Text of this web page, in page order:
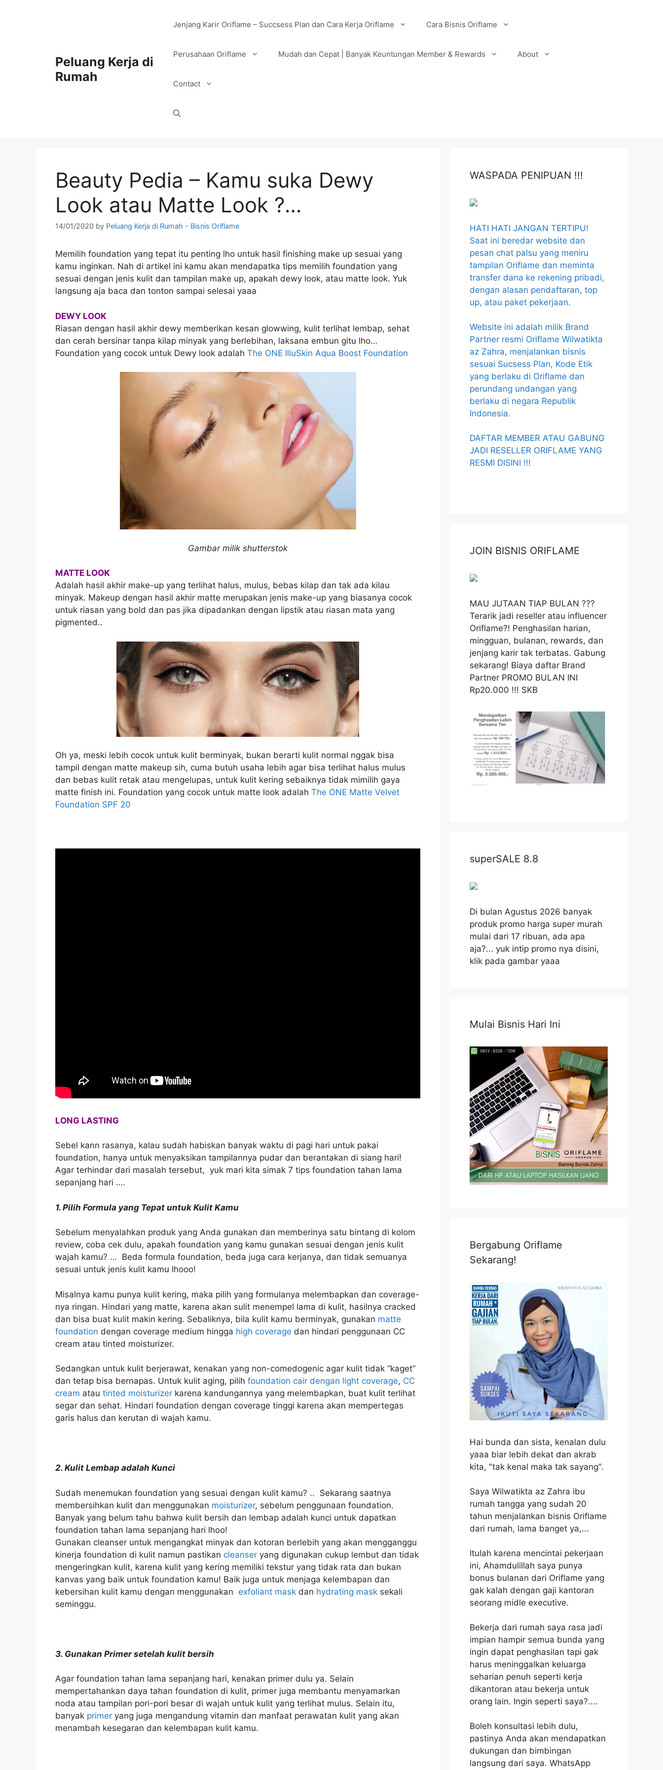
Peluang Kerja di
Rumah
Jenjang Karir Oriflame – Succsess Plan dan Cara Kerja Oriflame Cara Bisnis Oriflame
Perusahaan Oriflame Mudah dan Cepat | Banyak Keuntungan Member & Rewards About
Contact
Beauty Pedia – Kamu suka Dewy
Look atau Matte Look ?…
14/01/2020 by Peluang Kerja di Rumah - Bisnis Oriflame
Memilih foundation yang tepat itu penting lho untuk hasil finishing make up sesuai yang
kamu inginkan. Nah di artikel ini kamu akan mendapatka tips memilih foundation yang
sesuai dengan jenis kulit dan tampilan make up, apakah dewy look, atau matte look. Yuk
langsung aja baca dan tonton sampai selesai yaaa
DEWY LOOK
Riasan dengan hasil akhir dewy memberikan kesan glowwing, kulit terlihat lembap, sehat
dan cerah bersinar tanpa kilap minyak yang berlebihan, laksana embun gitu lho…
Foundation yang cocok untuk Dewy look adalah The ONE IlluSkin Aqua Boost Foundation
Gambar milik shutterstok
MATTE LOOK
Adalah hasil akhir make-up yang terlihat halus, mulus, bebas kilap dan tak ada kilau
minyak. Makeup dengan hasil akhir matte merupakan jenis make-up yang biasanya cocok
untuk riasan yang bold dan pas jika dipadankan dengan lipstik atau riasan mata yang
pigmented..
Oh ya, meski lebih cocok untuk kulit berminyak, bukan berarti kulit normal nggak bisa
tampil dengan matte makeup sih, cuma butuh usaha lebih agar bisa terlihat halus mulus
dan bebas kulit retak atau mengelupas, untuk kulit kering sebaiknya tidak mimilih gaya
matte finish ini. Foundation yang cocok untuk matte look adalah The ONE Matte Velvet
Foundation SPF 20
LONG LASTING
Sebel kann rasanya, kalau sudah habiskan banyak waktu di pagi hari untuk pakai
foundation, hanya untuk menyaksikan tampilannya pudar dan berantakan di siang hari!
Agar terhindar dari masalah tersebut, yuk mari kita simak 7 tips foundation tahan lama
sepanjang hari ….
1. Pilih Formula yang Tepat untuk Kulit Kamu
Sebelum menyalahkan produk yang Anda gunakan dan memberinya satu bintang di kolom
review, coba cek dulu, apakah foundation yang kamu gunakan sesuai dengan jenis kulit
wajah kamu? … Beda formula foundation, beda juga cara kerjanya, dan tidak semuanya
sesuai untuk jenis kulit kamu lhooo!
Misalnya kamu punya kulit kering, maka pilih yang formulanya melembapkan dan coverage-
nya ringan. Hindari yang matte, karena akan sulit menempel lama di kulit, hasilnya cracked
dan bisa buat kulit makin kering. Sebaliknya, bila kulit kamu berminyak, gunakan matte
foundation dengan coverage medium hingga high coverage dan hindari penggunaan CC
cream atau tinted moisturizer.
Sedangkan untuk kulit berjerawat, kenakan yang non-comedogenic agar kulit tidak “kaget”
dan tetap bisa bernapas. Untuk kulit aging, pilih foundation cair dengan light coverage, CC
cream atau tinted moisturizer karena kandungannya yang melembapkan, buat kulit terlihat
segar dan sehat. Hindari foundation dengan coverage tinggi karena akan mempertegas
garis halus dan kerutan di wajah kamu.
2. Kulit Lembap adalah Kunci
Sudah menemukan foundation yang sesuai dengan kulit kamu? .. Sekarang saatnya
membersihkan kulit dan menggunakan moisturizer, sebelum penggunaan foundation.
Banyak yang belum tahu bahwa kulit bersih dan lembap adalah kunci untuk dapatkan
foundation tahan lama sepanjang hari lhoo!
Gunakan cleanser untuk mengangkat minyak dan kotoran berlebih yang akan mengganggu
kinerja foundation di kulit namun pastikan cleanser yang digunakan cukup lembut dan tidak
mengeringkan kulit, karena kulit yang kering memiliki tekstur yang tidak rata dan bukan
kanvas yang baik untuk foundation kamu! Baik juga untuk menjaga kelembapan dan
kebersihan kulit kamu dengan menggunakan exfoliant mask dan hydrating mask sekali
seminggu.
3. Gunakan Primer setelah kulit bersih
Agar foundation tahan lama sepanjang hari, kenakan primer dulu ya. Selain
mempertahankan daya tahan foundation di kulit, primer juga membantu menyamarkan
noda atau tampilan pori-pori besar di wajah untuk kulit yang terlihat mulus. Selain itu,
banyak primer yang juga mengandung vitamin dan manfaat perawatan kulit yang akan
menambah kesegaran dan kelembapan kulit kamu.
WASPADA PENIPUAN !!!
HATI HATI JANGAN TERTIPU!
Saat ini beredar website dan
pesan chat palsu yang meniru
tampilan Oriflame dan meminta
transfer dana ke rekening pribadi,
dengan alasan pendaftaran, top
up, atau paket pekerjaan.
Website ini adalah milik Brand
Partner resmi Oriflame Wilwatikta
az Zahra, menjalankan bisnis
sesuai Sucsess Plan, Kode Etik
yang berlaku di Oriflame dan
perundang undangan yang
berlaku di negara Republik
Indonesia.
DAFTAR MEMBER ATAU GABUNG
JADI RESELLER ORIFLAME YANG
RESMI DISINI !!!
JOIN BISNIS ORIFLAME
MAU JUTAAN TIAP BULAN ???
Terarik jadi reseller atau influencer
Oriflame?! Penghasilan harian,
mingguan, bulanan, rewards, dan
jenjang karir tak terbatas. Gabung
sekarang! Biaya daftar Brand
Partner PROMO BULAN INI
Rp20.000 !!! SKB
superSALE 8.8
Di bulan Agustus 2026 banyak
produk promo harga super murah
mulai dari 17 ribuan, ada apa
aja?... yuk intip promo nya disini,
klik pada gambar yaaa
Mulai Bisnis Hari Ini
Bergabung Oriflame
Sekarang!
Hai bunda dan sista, kenalan dulu
yaaa biar lebih dekat dan akrab
kita, "tak kenal maka tak sayang".
Saya Wilwatikta az Zahra ibu
rumah tangga yang sudah 20
tahun menjalankan bisnis Oriflame
dari rumah, lama banget ya,...
Itulah karena mencintai pekerjaan
ini, Ahamdulillah saya punya
bonus bulanan dari Oriflame yang
gak kalah dengan gaji kantoran
seorang midle executive.
Bekerja dari rumah saya rasa jadi
impian hampir semua bunda yang
ingin dapat penghasilan tapi gak
harus meninggalkan keluarga
seharian penuh seperti kerja
dikantoran atau bekerja untuk
orang lain. Ingin seperti saya?....
Boleh konsultasi lebih dulu,
pastinya Anda akan mendapatkan
dukungan dan bimbingan
langsung dari saya. WhatsApp